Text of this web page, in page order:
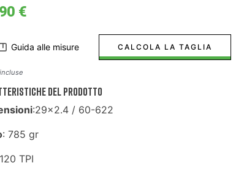
€
Guida alle misure CALCOLA LA TAGLIA
DEL PRODOTTO
:29x2.4 / 60-622
: 785 gr
TPI